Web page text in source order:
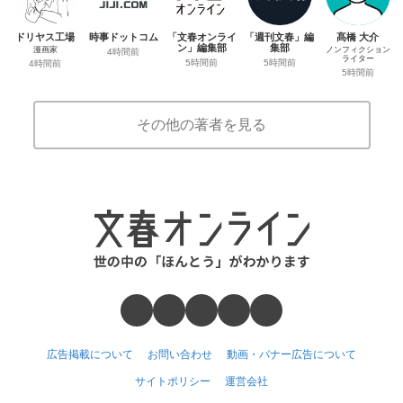
ドリヤス工場
漫画家
4時間前
時事ドットコム
4時間前
「文春オンライ
ン」編集部
5時間前
「週刊文春」編
集部
5時間前
髙橋 大介
ノンフィクション
ライター
5時間前
その他の著者を見る
広告掲載について お問い合わせ 動画・バナー広告について
サイトポリシー 運営会社